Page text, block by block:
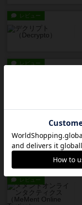
レビュー
レビュー
ルール/インスト
レビュー